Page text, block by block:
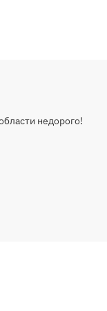
недорого!